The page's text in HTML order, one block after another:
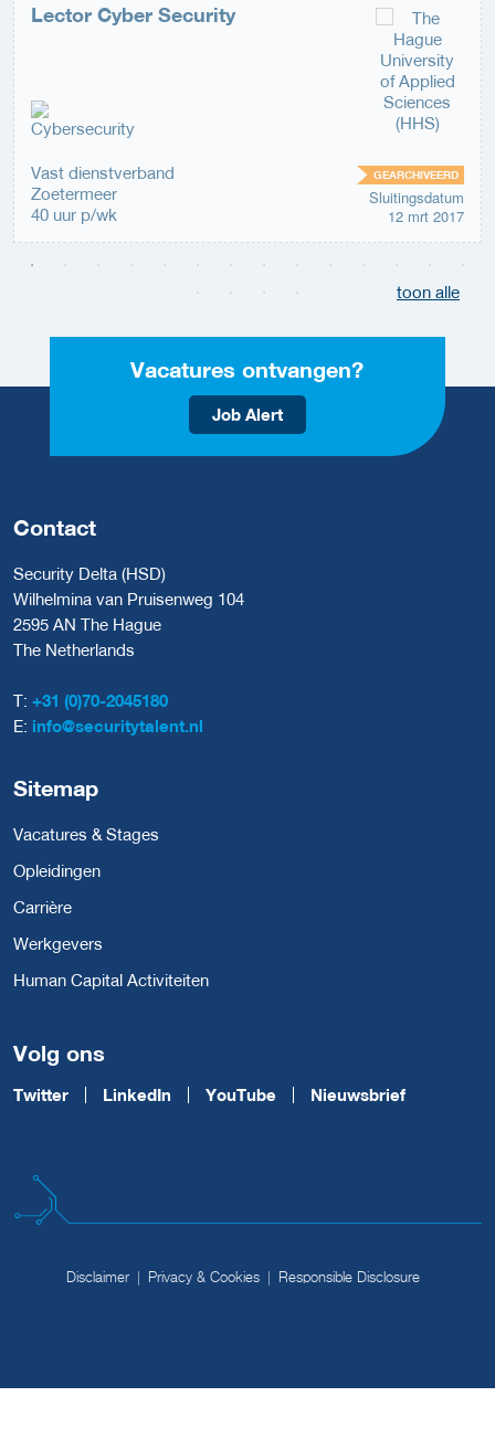
Lector Cyber Security
Vast dienstverband
Zoetermeer
40 uur p/wk
GEARCHIVEERD
Sluitingsdatum
12 mrt 2017
toon alle
Vacatures ontvangen?
Job Alert
Contact
Security Delta (HSD)
Wilhelmina van Pruisenweg 104
2595 AN The Hague
The Netherlands
T: +31 (0)70-2045180
E: info@securitytalent.nl
Sitemap
Vacatures & Stages
Opleidingen
Carrière
Werkgevers
Human Capital Activiteiten
Volg ons
Twitter LinkedIn YouTube Nieuwsbrief
Disclaimer Privacy & Cookies Responsible Disclosure